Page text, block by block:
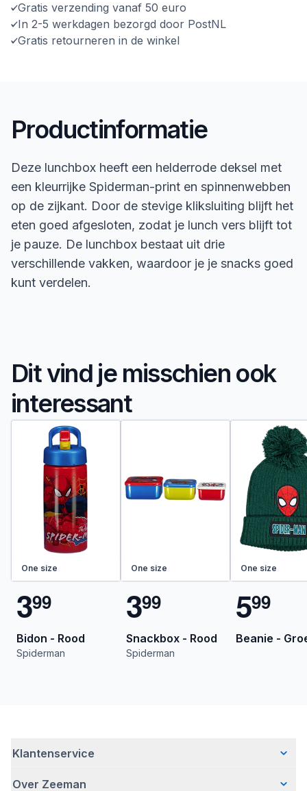
Gratis verzending vanaf 50 euro
In 2-5 werkdagen bezorgd door PostNL
Gratis retourneren in de winkel
Productinformatie
Deze lunchbox heeft een helderrode deksel met
een kleurrijke Spiderman-print en spinnenwebben
op de zijkant. Door de stevige kliksluiting blijft het
eten goed afgesloten, zodat je lunch vers blijft tot
je pauze. De lunchbox bestaat uit drie
verschillende vakken, waardoor je je snacks goed
kunt verdelen.
Dit vind je misschien ook
interessant
One size
399
Bidon - Rood
Spiderman
One size
399
Snackbox - Rood
Spiderman
One size
599
Beanie -
Klantenservice
Veelgestelde vragen
Over Zeeman